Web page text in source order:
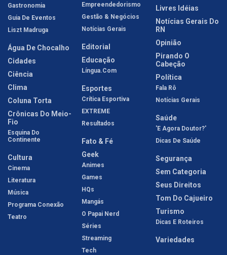
Gastronomia
Guia De Eventos
Liszt Madruga
Água De Chocalho
Cidades
Ciência
Clima
Coluna Torta
Crônicas Do Meio-
Fio
Esquina Do
Continente
Cultura
Cinema
Literatura
Música
Programa Conexão
Teatro
Empreendedorismo
Gestão & Negócios
Notícias Gerais
Editorial
Educação
Língua.com
Esportes
Crítica Esportiva
EXTREME
Resultados
Fato & Fé
Geek
Animes
Games
HQs
Mangás
O Papai Nerd
Séries
Streaming
Tech
Livres Idéias
Notícias Gerais Do
RN
Opinião
Pirando O
Cabeção
Política
Fala Rô
Notícias Gerais
Saúde
'E Agora Doutor?'
Dicas De Saúde
Segurança
Sem Categoria
Seus Direitos
Tom Do Cajueiro
Turismo
Dicas E Roteiros
Variedades